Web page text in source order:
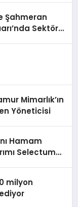
Şahmeran
Sektöre
Mimarlık’ın
Yöneticisi
Hamam
Selectum
milyon